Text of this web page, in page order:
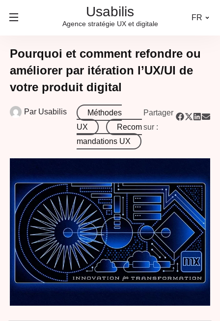
Usabilis
Agence stratégie UX et digitale
FR
Pourquoi et comment refondre ou
améliorer par itération l’UX/UI de
votre produit digital
Par Usabilis
Méthodes
UX
Recom
mandations UX
Partager
sur :